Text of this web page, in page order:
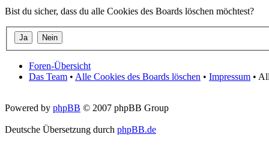
Bist du sicher, dass du alle Cookies des Boards löschen möchtest?
Foren-Übersicht
Das Team • Alle Cookies des Boards löschen • Impressum •
Powered by phpBB © 2007 phpBB Group
Deutsche Übersetzung durch phpBB.de